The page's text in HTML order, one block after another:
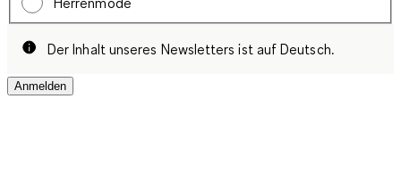
Der Inhalt unseres Newsletters ist auf Deutsch.
Anmelden